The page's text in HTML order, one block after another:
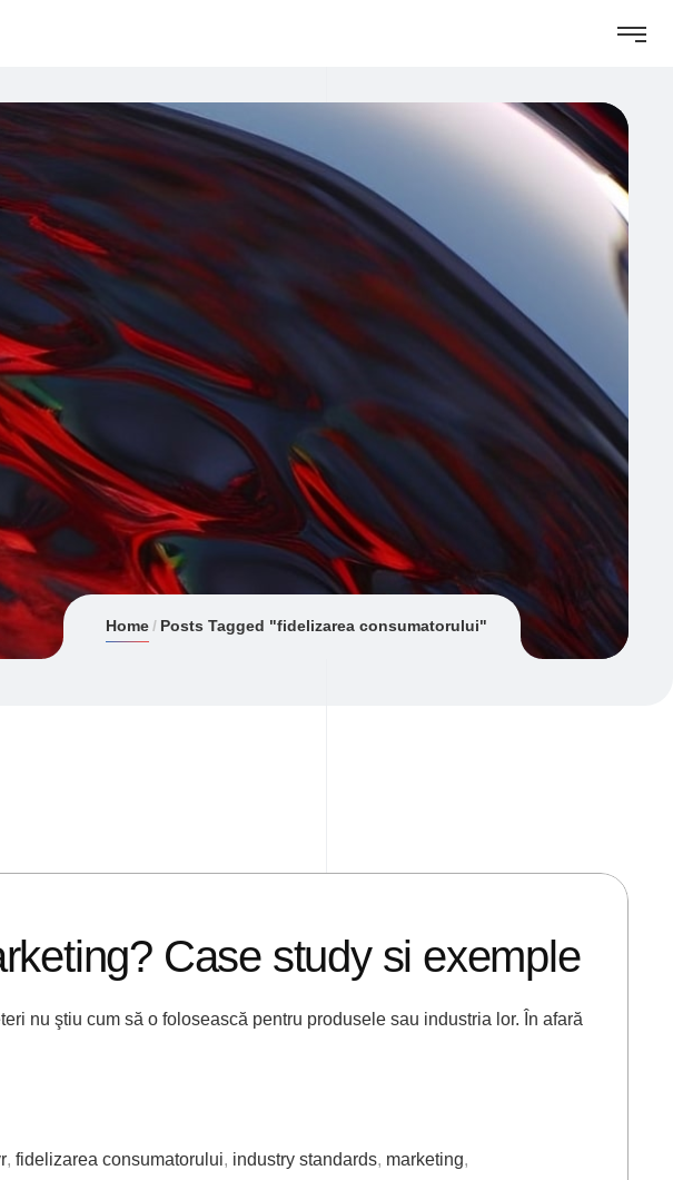
Home Posts Tagged "fidelizarea consumatorului"
Case study si exemple
nu ştiu cum să o folosească pentru produsele sau industria lor. În afară
, fidelizarea consumatorului, industry standards, marketing,